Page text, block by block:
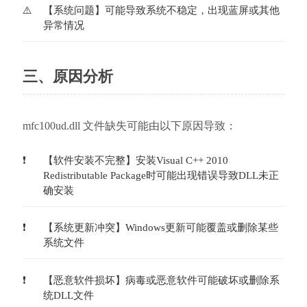
【系统问题】可能导致系统不稳定，出现蓝屏或其他
异常情况
三、原因分析
mfc100ud.dll 文件缺失可能由以下原因导致：
【软件安装不完整】安装Visual C++ 2010
Redistributable Package时可能出现错误导致DLL未正
确安装
【系统更新冲突】Windows更新可能覆盖或删除某些
系统文件
【恶意软件损坏】病毒或恶意软件可能破坏或删除系
统DLL文件